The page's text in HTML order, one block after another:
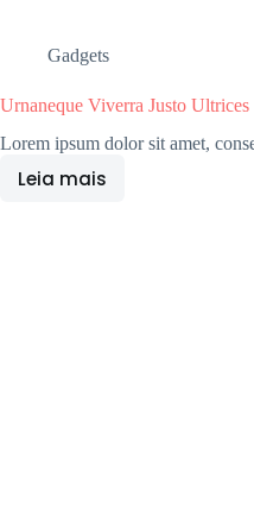
Gadgets
Urnaneque Viverra Justo Ultrices
Lorem ipsum dolor sit amet,
Leia maisUrnaneque